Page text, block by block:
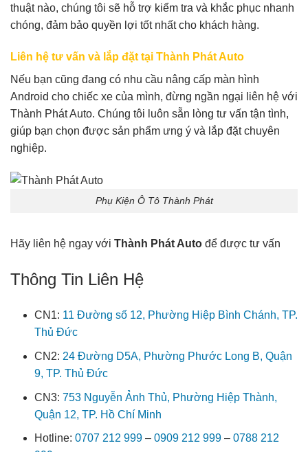
thuật nào, chúng tôi sẽ hỗ trợ kiểm tra và khắc phục nhanh
chóng, đảm bảo quyền lợi tốt nhất cho khách hàng.
Liên hệ tư vấn và lắp đặt tại Thành Phát Auto
Nếu bạn cũng đang có nhu cầu nâng cấp màn hình
Android cho chiếc xe của mình, đừng ngần ngại liên hệ với
Thành Phát Auto. Chúng tôi luôn sẵn lòng tư vấn tận tình,
giúp bạn chọn được sản phẩm ưng ý và lắp đặt chuyên
nghiệp.
Phụ Kiện Ô Tô Thành Phát
Hãy liên hệ ngay với Thành Phát Auto để được tư vấn
Thông Tin Liên Hệ
CN1: 11 Đường số 12, Phường Hiệp Bình Chánh, TP.
Thủ Đức
CN2: 24 Đường D5A, Phường Phước Long B, Quận
9, TP. Thủ Đức
CN3: 753 Nguyễn Ảnh Thủ, Phường Hiệp Thành,
Quận 12, TP. Hồ Chí Minh
Hotline: 0707 212 999 – 0909 212 999 – 0788 212